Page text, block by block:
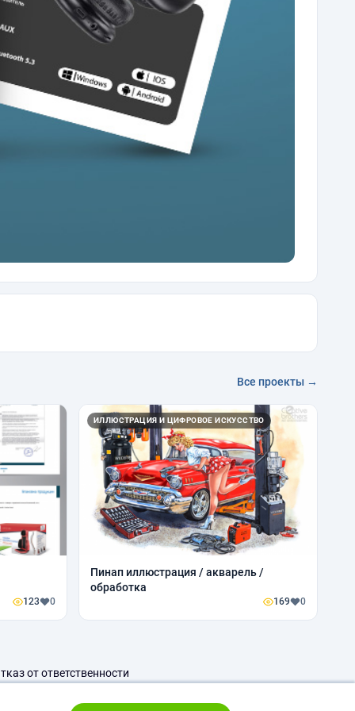
Все проекты →
123 0
ИЛЛЮСТРАЦИЯ И ЦИФРОВОЕ ИСКУССТВО
Пинап иллюстрация / акварель /
обработка
169 0
от ответственности